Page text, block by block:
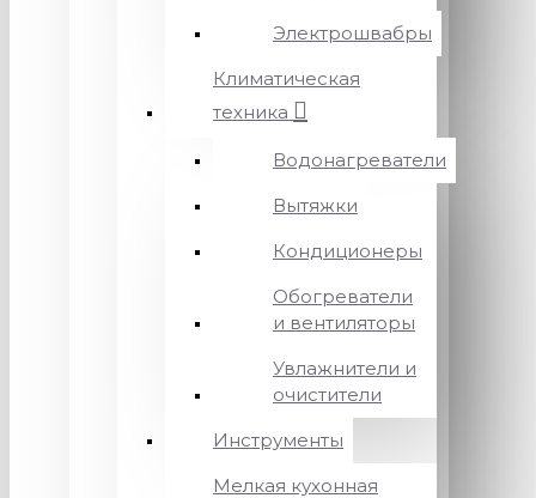
Электрошвабры
Климатическая
техника
Водонагреватели
Вытяжки
Кондиционеры
Обогреватели
и вентиляторы
Увлажнители и
очистители
Инструменты
Мелкая кухонная